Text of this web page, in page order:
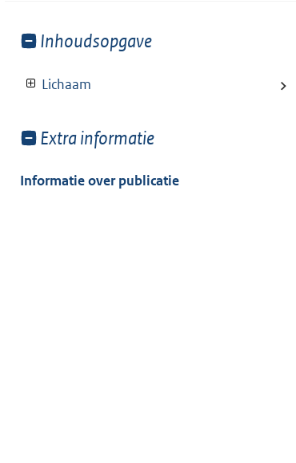
Toon
van:
Inhoudsopgave
Lichaam
Toon
van:
Extra informatie
Informatie over publicatie